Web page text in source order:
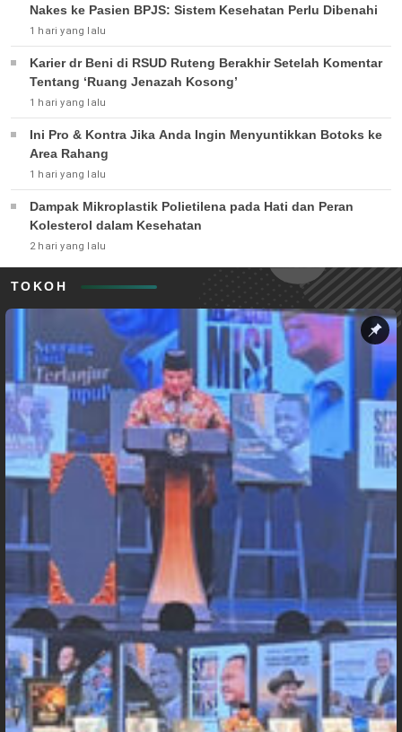
Nakes ke Pasien BPJS: Sistem Kesehatan Perlu Dibenahi
1 hari yang lalu
Karier dr Beni di RSUD Ruteng Berakhir Setelah Komentar
Tentang ‘Ruang Jenazah Kosong’
1 hari yang lalu
Ini Pro & Kontra Jika Anda Ingin Menyuntikkan Botoks ke
Area Rahang
1 hari yang lalu
Dampak Mikroplastik Polietilena pada Hati dan Peran
Kolesterol dalam Kesehatan
2 hari yang lalu
TOKOH